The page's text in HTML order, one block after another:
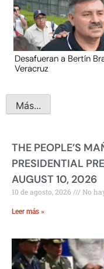
Desafueran a Bertín
Veracruz
Más...
THE PEOPLE’S
PRESIDENTIAL
AUGUST 10, 2026
10 de agosto, 2026 No
Leer más »